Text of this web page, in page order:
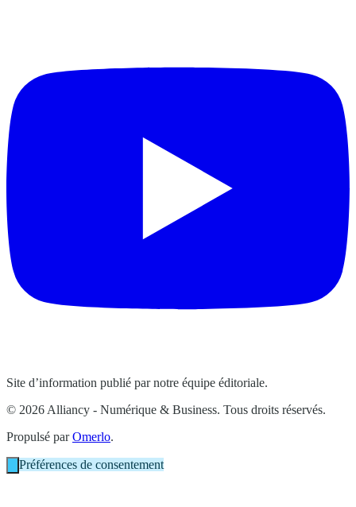
Site d’information publié par notre équipe éditoriale.
© 2026 Alliancy - Numérique & Business. Tous droits réservés.
Propulsé parOmerlo.
Préférences de consentement